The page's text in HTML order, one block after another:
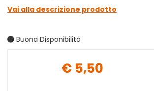
Vai alla descrizione prodotto
Buona Disponibilità
€ 5,50